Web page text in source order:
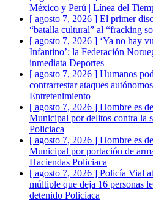
México y Perú | Línea del
[ agosto 7, 2026 ] El primer
“batalla cultural” al “fracking
[ agosto 7, 2026 ] ‘Ya no hay
Infantino’; la Federación
inmediata Deportes
[ agosto 7, 2026 ] Humanos
contrarrestar ataques
Entretenimiento
[ agosto 7, 2026 ] Hombre es
Municipal por delitos contra la
Policiaca
[ agosto 7, 2026 ] Hombre es
Municipal por portación de
Haciendas Policiaca
[ agosto 7, 2026 ] Policía Vial
múltiple que deja 16 personas
detenido Policiaca